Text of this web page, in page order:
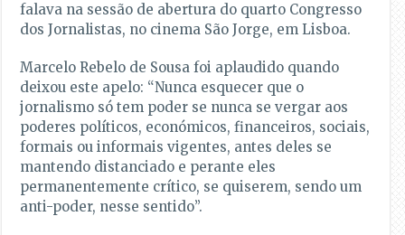
falava na sessão de abertura do quarto Congresso
dos Jornalistas, no cinema São Jorge, em Lisboa.
Marcelo Rebelo de Sousa foi aplaudido quando
deixou este apelo: “Nunca esquecer que o
jornalismo só tem poder se nunca se vergar aos
poderes políticos, económicos, financeiros, sociais,
formais ou informais vigentes, antes deles se
mantendo distanciado e perante eles
permanentemente crítico, se quiserem, sendo um
anti-poder, nesse sentido”.